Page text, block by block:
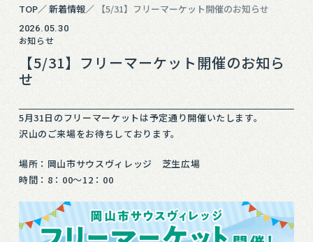
TOP 新着情報 【5/31】フリーマーケット開催のお知らせ
2026.05.30
お知らせ
【5/31】フリーマーケット開催のお知ら
せ
5月31日のフリーマーケットは予定通り開催いたします。
沢山のご来場をお待ちしております。
場所：岡山市サウスヴィレッジ 芝生広場
時間：8：00～12：00